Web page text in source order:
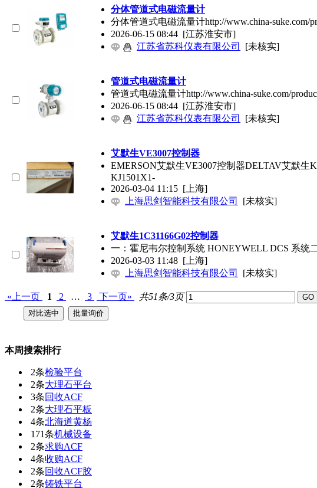
分体管道式电磁流量计
分体管道式电磁流量计http://www.china-
2026-06-15 08:44 [江苏淮安市]
江苏省苏科仪表有限公司
[未核实]
管道式电磁流量计
管道式电磁流量计http://www.china-suke.com/
2026-06-15 08:44 [江苏淮安市]
江苏省苏科仪表有限公司
[未核实]
艾默生VE3007控制器
EMERSON艾默生VE3007控制器DELTAV艾默生
KJ1501X1-
2026-03-04 11:15 [上海]
上海思剑智能科技有限公司
[未核实]
艾默生1C31166G02控制器
一：霍尼韦尔控制系统 HONEYWELL DCS 系统
2026-03-03 11:48 [上海]
上海思剑智能科技有限公司
[未核实]
«上一页 1 2 … 3 下一页» 共51条/3页
本周搜索排行
2条检验平台
2条大理石平台
3条回收ACF
2条大理石平板
4条北海道黄杨
171条机械设备
2条求购ACF
4条收购ACF
2条回收ACF胶
2条铸铁平台